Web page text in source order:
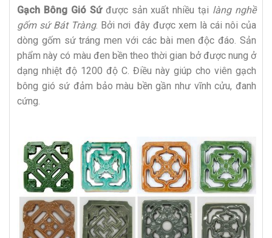
Gạch Bông Gió Sứđược sản xuất nhiều tại làng nghề
gốm sứ Bát Tràng. Bởi nơi đây được xem là cái nôi của
dòng gốm sứ tráng men với các bài men độc đáo. Sản
phẩm này có màu đen bền theo thời gian bở được nung ở
dạng nhiệt độ 1200 độ C. Điều này giúp cho viên gạch
bông gió sứ đảm bảo màu bền gần như vĩnh cửu, đanh
cứng.